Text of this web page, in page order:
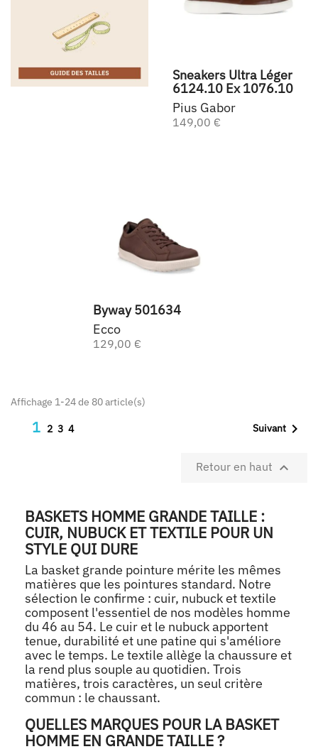
Sneakers Ultra Léger
6124.10 Ex 1076.10
Pius Gabor
149,00 €
Byway 501634
Ecco
129,00 €
Affichage 1-24 de 80 article(s)
1 2 3 4 Suivant 
Retour en haut 
BASKETS HOMME GRANDE TAILLE :
CUIR, NUBUCK ET TEXTILE POUR UN
STYLE QUI DURE
La basket grande pointure mérite les mêmes
matières que les pointures standard. Notre
sélection le confirme : cuir, nubuck et textile
composent l'essentiel de nos modèles homme
du 46 au 54. Le cuir et le nubuck apportent
tenue, durabilité et une patine qui s'améliore
avec le temps. Le textile allège la chaussure et
la rend plus souple au quotidien. Trois
matières, trois caractères, un seul critère
commun : le chaussant.
QUELLES MARQUES POUR LA BASKET
HOMME EN GRANDE TAILLE ?